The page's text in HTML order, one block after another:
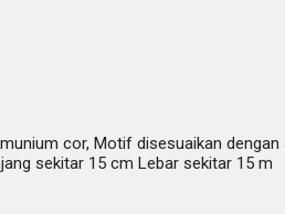
cor, Motif disesuaikan
sekitar 15 cm Lebar sekitar 15 m